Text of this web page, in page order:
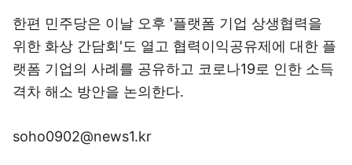
한편 민주당은 이날 오후 '플랫폼 기업 상생협력을
위한 화상 간담회'도 열고 협력이익공유제에 대한 플
랫폼 기업의 사례를 공유하고 코로나19로 인한 소득
격차 해소 방안을 논의한다.
soho0902@news1.kr